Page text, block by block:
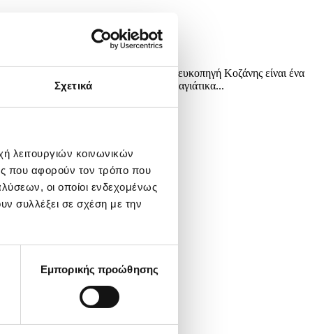
Σχετικά
λειτουργιών κοινωνικών
που αφορούν τον τρόπο που
οι οποίοι ενδεχομένως
συλλέξει σε σχέση με την
Εμπορικής προώθησης
Μαΐου 2026. Το έθιμο «Μάης» στη Λευκοπηγή Κοζάνης είναι ένα
αγρούς αξημέρωτα. Τραγουδώντας μαγιάτικα...